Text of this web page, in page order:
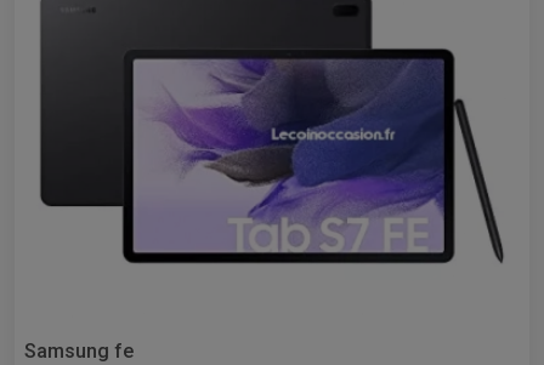
Samsung fe